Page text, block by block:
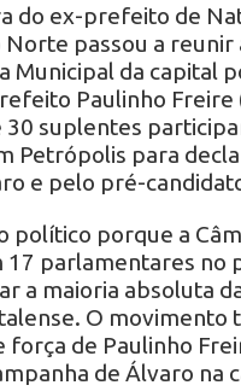
do ex-prefeito de
Norte passou a
Municipal da capital
Paulinho Freire
30 suplentes
Petrópolis para
e pelo pré-
político porque a
17 parlamentares no
a maioria absoluta
O
força de Paulinho
de Álvaro na